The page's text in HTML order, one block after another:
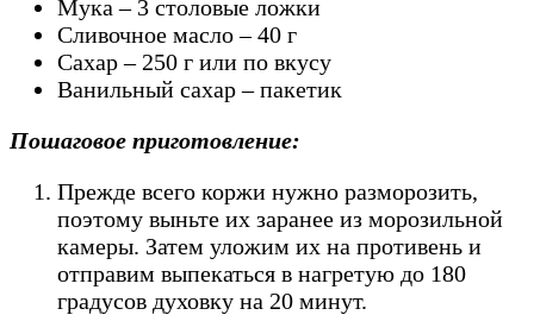
Мука – 3 столовые ложки
Сливочное масло – 40 г
Сахар – 250 г или по вкусу
Ванильный сахар – пакетик
Пошаговое приготовление:
Прежде всего коржи нужно разморозить,
поэтому выньте их заранее из морозильной
камеры. Затем уложим их на противень и
отправим выпекаться в нагретую до 180
градусов духовку на 20 минут.